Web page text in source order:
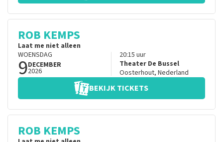
ROB KEMPS
Laat me niet alleen
WOENSDAG
9DECEMBER
2026
20:15 uur
Theater De Bussel
Oosterhout, Nederland
BEKIJK TICKETS
ROB KEMPS